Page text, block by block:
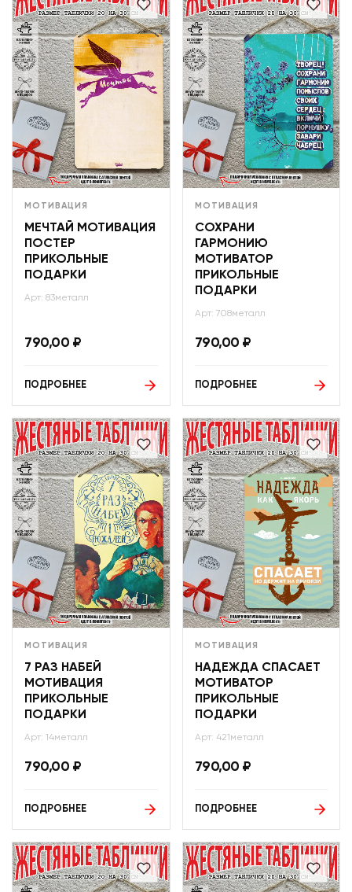
МОТИВАЦИЯ
МЕЧТАЙ МОТИВАЦИЯ
ПОСТЕР
ПРИКОЛЬНЫЕ
ПОДАРКИ
Арт: 83металл
790,00 ₽
ПОДРОБНЕЕ
МОТИВАЦИЯ
СОХРАНИ
ГАРМОНИЮ
МОТИВАТОР
ПРИКОЛЬНЫЕ
ПОДАРКИ
Арт: 708металл
790,00 ₽
ПОДРОБНЕЕ
МОТИВАЦИЯ
7 РАЗ НАБЕЙ
МОТИВАЦИЯ
ПРИКОЛЬНЫЕ
ПОДАРКИ
Арт: 14металл
790,00 ₽
ПОДРОБНЕЕ
МОТИВАЦИЯ
НАДЕЖДА СПАСАЕТ
МОТИВАТОР
ПРИКОЛЬНЫЕ
ПОДАРКИ
Арт: 421металл
790,00 ₽
ПОДРОБНЕЕ